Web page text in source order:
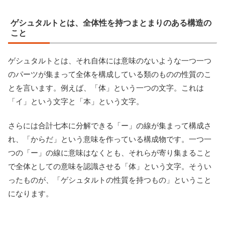
ゲシュタルトとは、全体性を持つまとまりのある構造の
こと
ゲシュタルトとは、それ自体には意味のないような一つ一つ
のパーツが集まって全体を構成している類のものの性質のこ
とを言います。例えば、「体」という一つの文字。これは
「イ」という文字と「本」という文字。
さらには合計七本に分解できる「ー」の線が集まって構成さ
れ、「からだ」という意味を作っている構成物です。一つ一
つの「ー」の線に意味はなくとも、それらが寄り集まること
で全体としての意味を認識させる「体」という文字。そうい
ったものが、「ゲシュタルトの性質を持つもの」ということ
になります。